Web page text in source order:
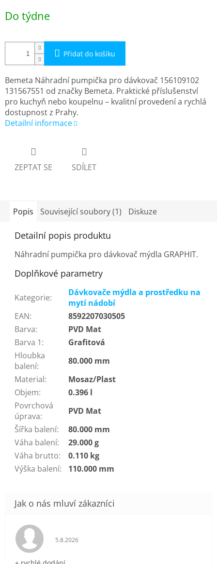
cena:
Do týdne
Přidat do košíku
Bemeta Náhradní pumpička pro dávkovač 156109102
131567551 od značky Bemeta. Praktické příslušenství
pro kuchyň nebo koupelnu – kvalitní provedení a rychlá
dostupnost z Prahy.
Detailní informace
ZEPTAT SE SDÍLET
Popis Související soubory (1) Diskuze
Detailní popis produktu
Náhradní pumpička pro dávkovač mýdla GRAPHIT.
Doplňkové parametry
Kategorie:
Dávkovače mýdla a prostředku na
mytí nádobí
EAN:
8592207030505
Barva:
PVD Mat
Barva 1:
Grafitová
Hloubka
balení:
80.000 mm
Material:
Mosaz/Plast
Objem:
0.396 l
Povrchová
úprava:
PVD Mat
Šířka balení:
80.000 mm
Váha balení:
29.000 g
Váha brutto:
0.110 kg
Výška balení: 110.000 mm
Hodnocení obchodu je 5 z 5 hvězdiček.
5.8.2026